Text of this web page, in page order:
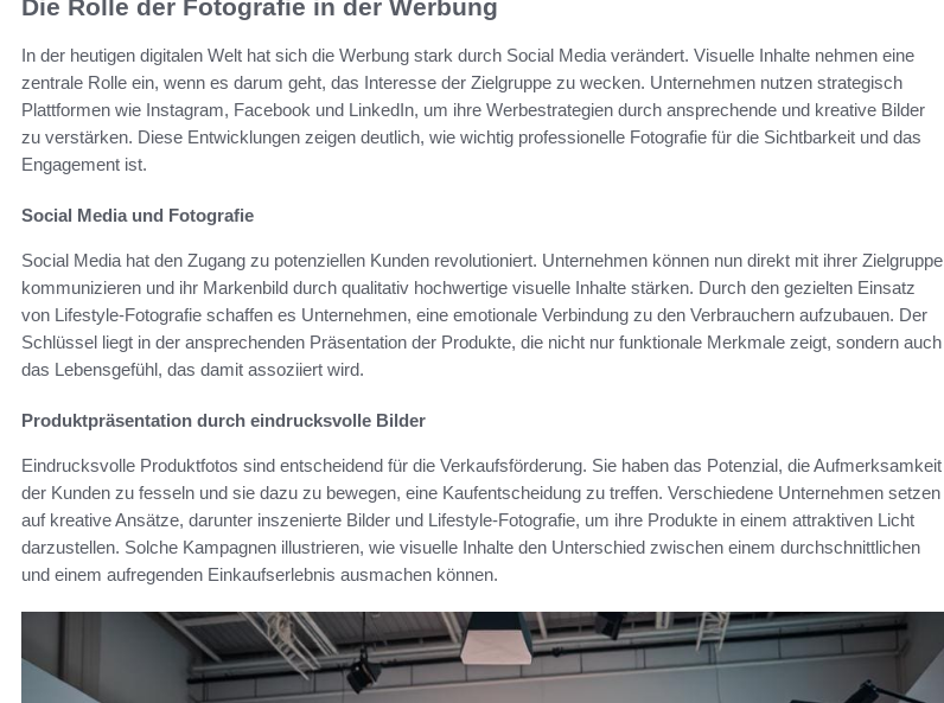
Die Rolle der Fotografie in der Werbung
In der heutigen digitalen Welt hat sich die Werbung stark durch Social Media verändert. Visuelle Inhalte nehmen eine
zentrale Rolle ein, wenn es darum geht, das Interesse der Zielgruppe zu wecken. Unternehmen nutzen strategisch
Plattformen wie Instagram, Facebook und LinkedIn, um ihre Werbestrategien durch ansprechende und kreative Bilder
zu verstärken. Diese Entwicklungen zeigen deutlich, wie wichtig professionelle Fotografie für die Sichtbarkeit und das
Engagement ist.
Social Media und Fotografie
Social Media hat den Zugang zu potenziellen Kunden revolutioniert. Unternehmen können nun direkt mit ihrer Zielgruppe
kommunizieren und ihr Markenbild durch qualitativ hochwertige visuelle Inhalte stärken. Durch den gezielten Einsatz
von Lifestyle-Fotografie schaffen es Unternehmen, eine emotionale Verbindung zu den Verbrauchern aufzubauen. Der
Schlüssel liegt in der ansprechenden Präsentation der Produkte, die nicht nur funktionale Merkmale zeigt, sondern auch
das Lebensgefühl, das damit assoziiert wird.
Produktpräsentation durch eindrucksvolle Bilder
Eindrucksvolle Produktfotos sind entscheidend für die Verkaufsförderung. Sie haben das Potenzial, die Aufmerksamkeit
der Kunden zu fesseln und sie dazu zu bewegen, eine Kaufentscheidung zu treffen. Verschiedene Unternehmen setzen
auf kreative Ansätze, darunter inszenierte Bilder und Lifestyle-Fotografie, um ihre Produkte in einem attraktiven Licht
darzustellen. Solche Kampagnen illustrieren, wie visuelle Inhalte den Unterschied zwischen einem durchschnittlichen
und einem aufregenden Einkaufserlebnis ausmachen können.